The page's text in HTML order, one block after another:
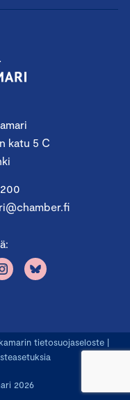
katu 5 C
2026
tietosuojaseloste |